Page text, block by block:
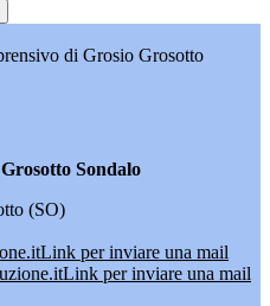
di Grosio Grosotto
Sondalo
(SO)
Link per inviare una mail
Link per inviare una mail